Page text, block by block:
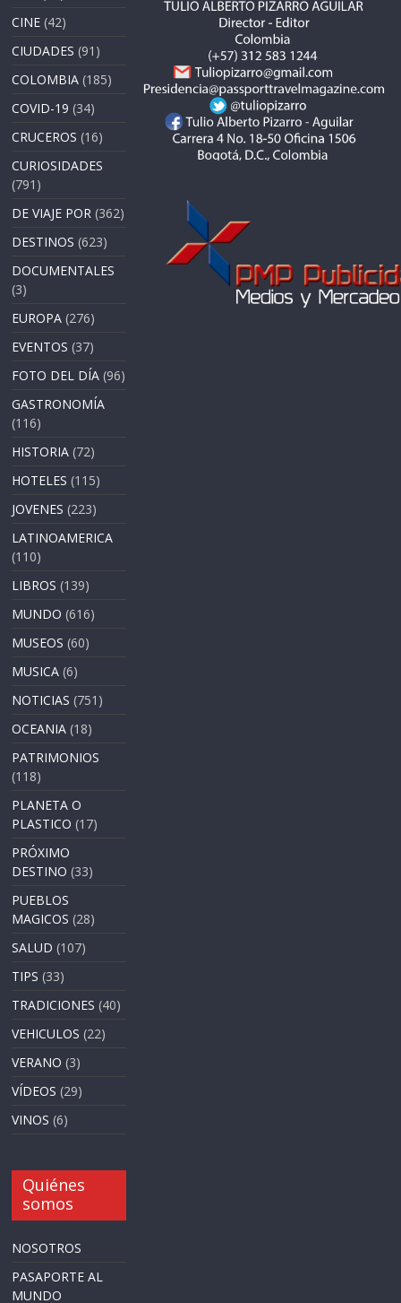
CINE (42)
CIUDADES (91)
COLOMBIA (185)
COVID-19 (34)
CRUCEROS (16)
CURIOSIDADES
(791)
DE VIAJE POR (362)
DESTINOS (623)
DOCUMENTALES
(3)
EUROPA (276)
EVENTOS (37)
FOTO DEL DÍA (96)
GASTRONOMÍA
(116)
HISTORIA (72)
HOTELES (115)
JOVENES (223)
LATINOAMERICA
(110)
LIBROS (139)
MUNDO (616)
MUSEOS (60)
MUSICA (6)
NOTICIAS (751)
OCEANIA (18)
PATRIMONIOS
(118)
PLANETA O
PLASTICO (17)
PRÓXIMO
DESTINO (33)
PUEBLOS
MAGICOS (28)
SALUD (107)
TIPS (33)
TRADICIONES (40)
VEHICULOS (22)
VERANO (3)
VÍDEOS (29)
VINOS (6)
Quiénes
somos
NOSOTROS
PASAPORTE AL
MUNDO